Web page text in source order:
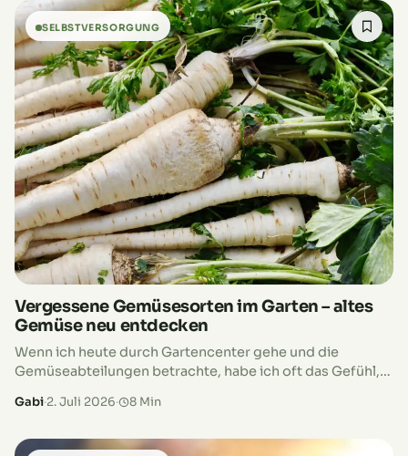
SELBSTVERSORGUNG
Vergessene Gemüsesorten im Garten – altes
Gemüse neu entdecken
Wenn ich heute durch Gartencenter gehe und die
Gemüseabteilungen betrachte, habe ich oft das Gefühl,
Möhren, dieselben Salate, dieselben Kohlarten.
Gabi·2. Juli 2026· 8 Min